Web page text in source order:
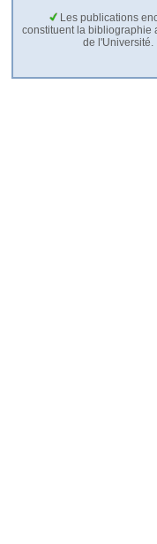
Les publications
constituent la bibliographie
de l'Université.